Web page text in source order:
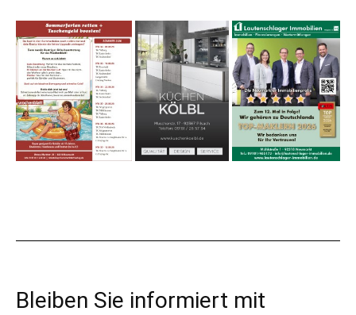
Bleiben Sie informiert mit